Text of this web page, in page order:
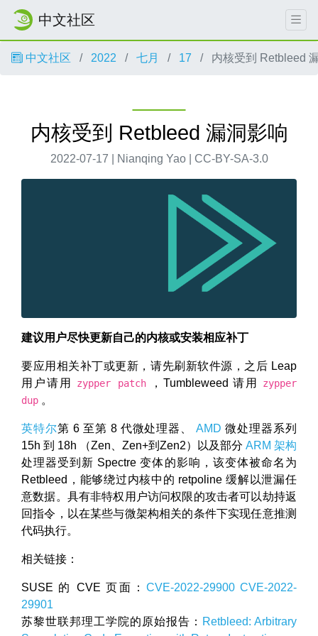
中文社区
中文社区 2022 七月 17 内核受到 Retbleed
内核受到 Retbleed 漏洞影响
2022-07-17 | Nianqing Yao | CC-BY-SA-3.0
建议用户尽快更新自己的内核或安装相应补丁
要应用相关补丁或更新，请先刷新软件源，之后 Leap
用户请用 zypper patch ，Tumbleweed 请用 zypper
dup 。
英特尔第 6 至第 8 代微处理器、AMD 微处理器系列
15h 到 18h （Zen、Zen+到Zen2）以及部分 ARM 架构
处理器受到新 Spectre 变体的影响，该变体被命名为
Retbleed，能够绕过内核中的 retpoline 缓解以泄漏任
意数据。具有非特权用户访问权限的攻击者可以劫持返
回指令，以在某些与微架构相关的条件下实现任意推测
代码执行。
相关链接：
SUSE 的 CVE 页面： CVE-2022-29900 CVE-2022-
29901
苏黎世联邦理工学院的原始报告： Retbleed: Arbitrary